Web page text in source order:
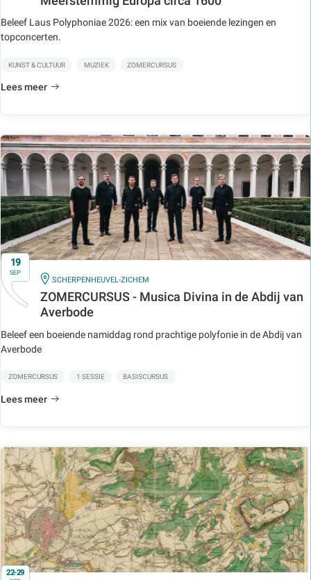
Beleef Laus Polyphoniae 2026: een mix van boeiende lezingen en
topconcerten.
KUNST & CULTUUR MUZIEK ZOMERCURSUS
Lees meer
19
SEP
IN
SCHERPENHEUVEL-ZICHEM
ZOMERCURSUS - Musica Divina in de Abdij van
Averbode
Beleef een boeiende namiddag rond prachtige polyfonie in de Abdij van
Averbode
ZOMERCURSUS 1 SESSIE BASISCURSUS
Lees meer
22-29